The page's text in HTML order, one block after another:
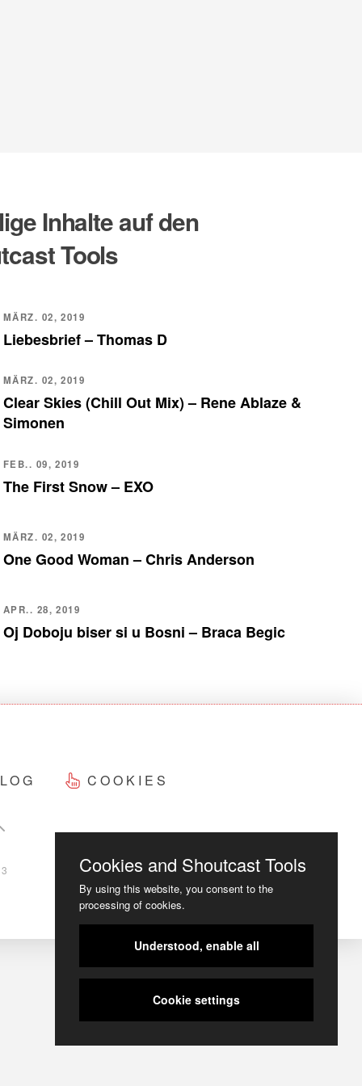
Inhalte auf den
Tools
MÄRZ. 02, 2019
Liebesbrief – Thomas D
MÄRZ. 02, 2019
Clear Skies (Chill Out Mix) – Rene Ablaze &
Simonen
FEB.. 09, 2019
The First Snow – EXO
MÄRZ. 02, 2019
One Good Woman – Chris Anderson
APR.. 28, 2019
Oj Doboju biser si u Bosni – Braca Begic
COOKIES
Cookies and Shoutcast Tools
By using this website, you consent to the
processing of cookies.
Understood, enable all
Cookie settings